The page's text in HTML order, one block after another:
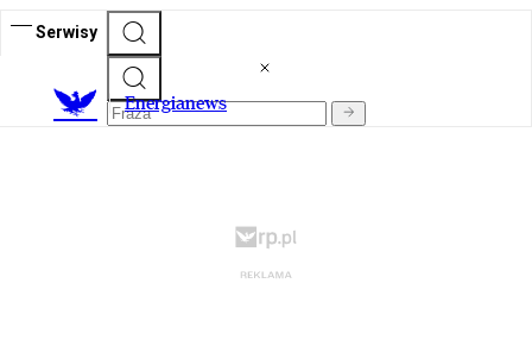
Serwisy
Energianews